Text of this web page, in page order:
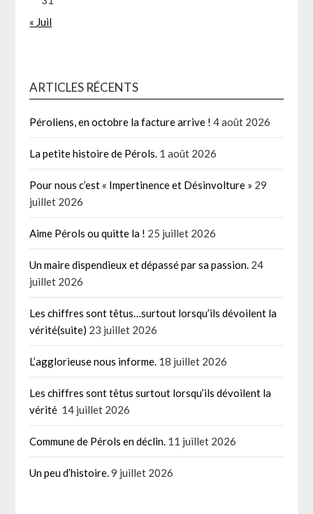
« Juil
ARTICLES RÉCENTS
Péroliens, en octobre la facture arrive ! 4 août 2026
La petite histoire de Pérols. 1 août 2026
Pour nous c’est « Impertinence et Désinvolture » 29
juillet 2026
Aime Pérols ou quitte la ! 25 juillet 2026
Un maire dispendieux et dépassé par sa passion. 24
juillet 2026
Les chiffres sont têtus…surtout lorsqu’ils dévoilent la
vérité(suite) 23 juillet 2026
L’agglorieuse nous informe. 18 juillet 2026
Les chiffres sont têtus surtout lorsqu’ils dévoilent la
vérité 14 juillet 2026
Commune de Pérols en déclin. 11 juillet 2026
Un peu d’histoire.9 juillet 2026